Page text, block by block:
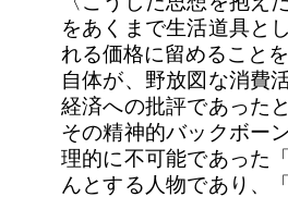
をあくまで生活道具と
れる価格に留めること
自体が、野放図な消費
経済への批評であった
その精神的バックボー
理的に不可能であった
んとする人物であり、